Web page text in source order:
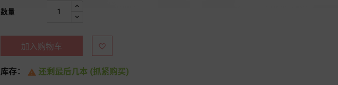
数量
加入购物车 
库存：  还剩最后几本 (抓紧购买)